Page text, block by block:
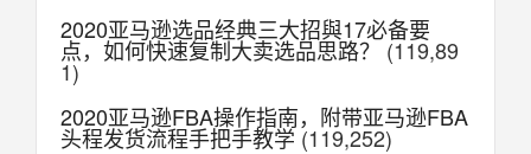
2020亚马逊选品经典三大招與17必备要
点，如何快速复制大卖选品思路？ (119,89
1)
2020亚马逊FBA操作指南，附带亚马逊FBA
头程发货流程手把手教学(119,252)